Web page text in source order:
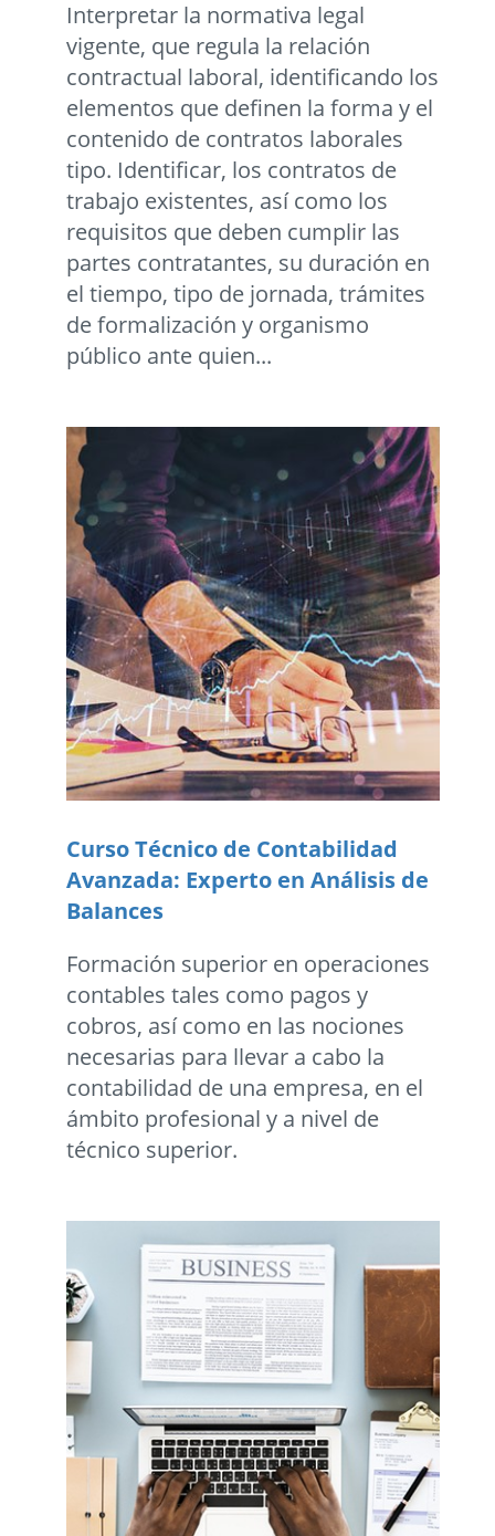
Interpretar la normativa legal
vigente, que regula la relación
contractual laboral, identificando los
elementos que definen la forma y el
contenido de contratos laborales
tipo. Identificar, los contratos de
trabajo existentes, así como los
requisitos que deben cumplir las
partes contratantes, su duración en
el tiempo, tipo de jornada, trámites
de formalización y organismo
público ante quien...
Curso Técnico de Contabilidad
Avanzada: Experto en Análisis de
Balances
Formación superior en operaciones
contables tales como pagos y
cobros, así como en las nociones
necesarias para llevar a cabo la
contabilidad de una empresa, en el
ámbito profesional y a nivel de
técnico superior.